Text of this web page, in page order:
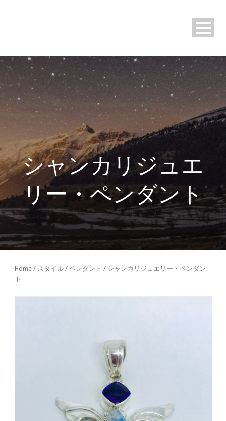
シャンカリジュエ
リー・ペンダント
Home / スタイル / ペンダント / シャンカリジュエリー・ペンダン
ト